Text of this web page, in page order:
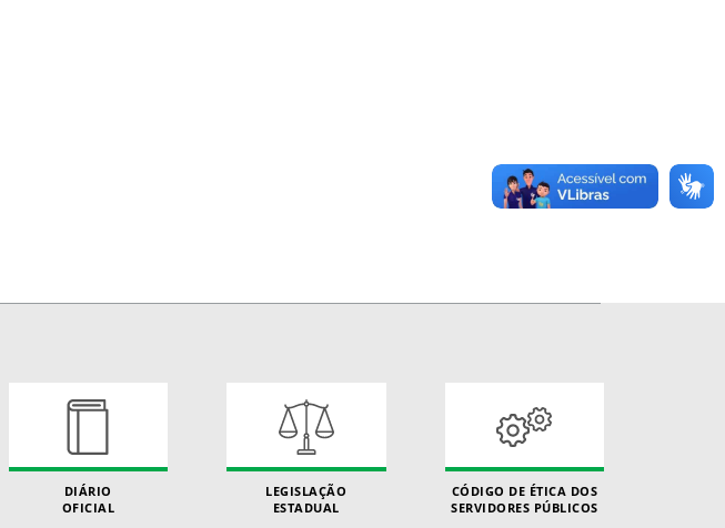
DIÁRIO
OFICIAL
LEGISLAÇÃO
ESTADUAL
CÓDIGO DE ÉTICA DOS
SERVIDORES PÚBLICOS